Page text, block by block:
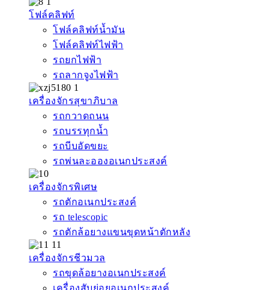
โฟล์คลิฟท์
โฟล์คลิฟท์น้ำมัน
โฟล์คลิฟท์ไฟฟ้า
รถยกไฟฟ้า
รถลากจูงไฟฟ้า
เครื่องจักรสุขาภิบาล
รถกวาดถนน
รถบรรทุกน้ำ
รถบีบอัดขยะ
รถพ่นละอองอเนกประสงค์
เครื่องจักรพิเศษ
รถตักอเนกประสงค์
รถ telescopic
รถตักล้อยางแขนขุดหน้าตักหลัง
เครื่องจักรชีวมวล
รถขุดล้อยางอเนกประสงค์